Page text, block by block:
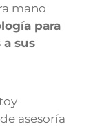
mano
para
sus
asesoría